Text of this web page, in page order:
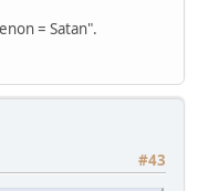
= Satan".
#43